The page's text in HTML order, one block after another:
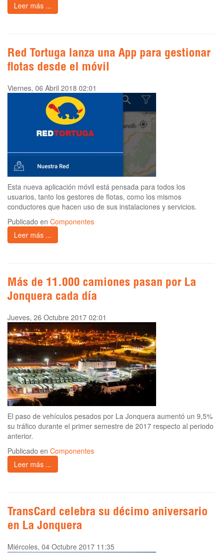
Leer más ...
Red Tortuga lanza una App para gestionar
flotas desde el móvil
Viernes, 06 Abril 2018 02:01
Esta nueva aplicación móvil está pensada para todos los
usuarios, tanto los gestores de flotas, como los mismos
conductores que hacen uso de sus instalaciones y servicios.
Publicado en Componentes
Leer más ...
Más de 11.000 camiones pasan por La
Jonquera cada día
Jueves, 26 Octubre 2017 02:01
El paso de vehículos pesados por La Jonquera aumentó un 9,5%
su tráfico durante el primer semestre de 2017 respecto al periodo
anterior.
Publicado en Componentes
Leer más ...
TransCard celebra su décimo aniversario
en La Jonquera
Miércoles, 04 Octubre 2017 11:35